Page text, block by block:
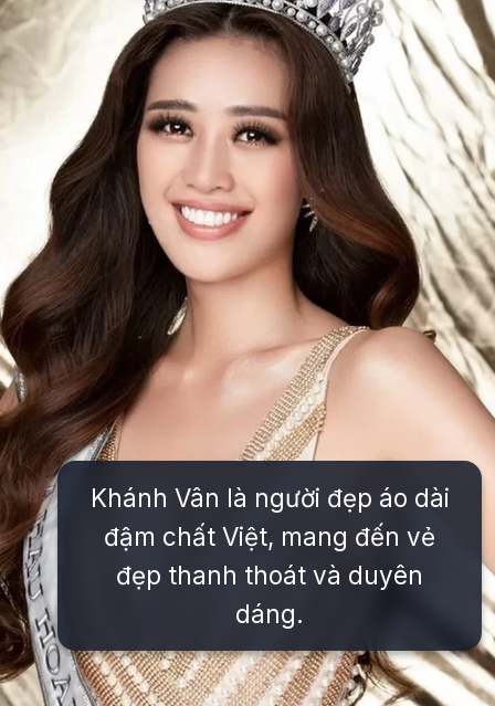
Khánh Vân là người đẹp áo dài
đậm chất Việt, mang đến vẻ
đẹp thanh thoát và duyên
dáng.